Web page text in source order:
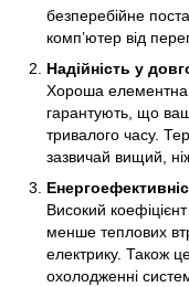
безперебійне
комп’ютер від
Надійність у
Хороша елементна
гарантують, що
тривалого часу.
зазвичай вищий,
Високий
менше теплових
електрику. Також
охолодженні